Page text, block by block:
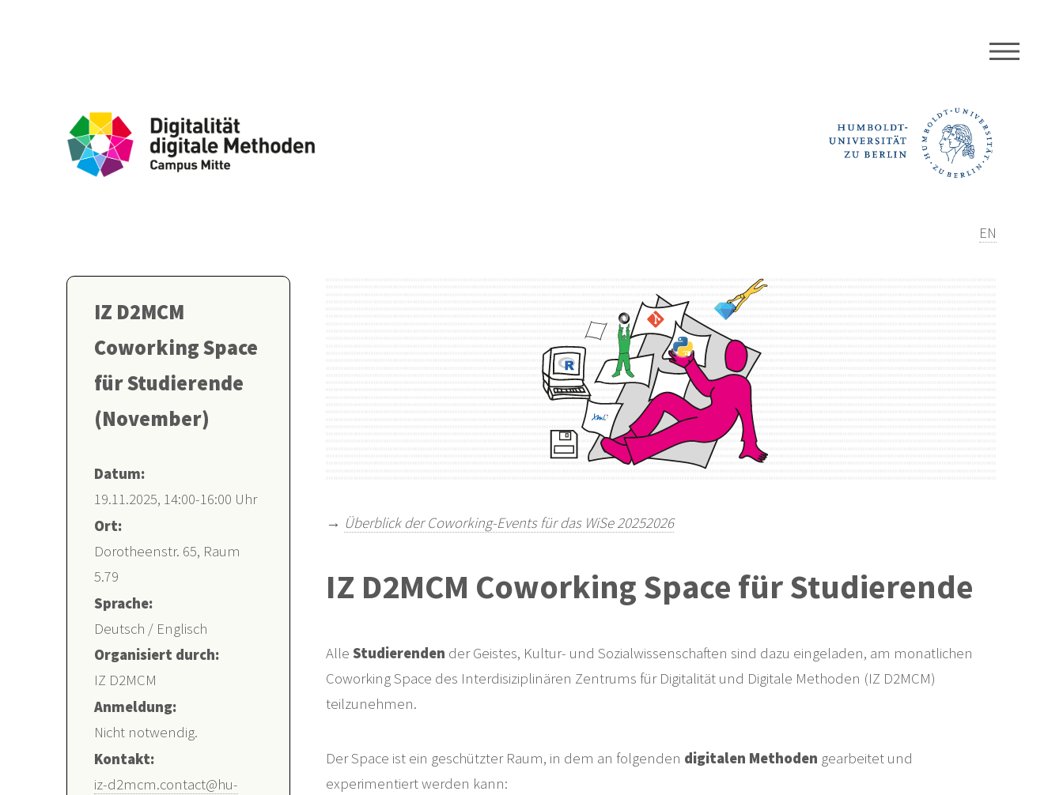
EN
IZ D2MCM
Coworking Space
für Studierende
(November)
Datum:
19.11.2025, 14:00-16:00 Uhr
Ort:
Dorotheenstr. 65, Raum
5.79
Sprache:
Deutsch / Englisch
Organisiert durch:
IZ D2MCM
Anmeldung:
Nicht notwendig.
Kontakt:
iz-d2mcm.contact@hu-
→ Überblick der Coworking-Events für das WiSe 20252026
IZ D2MCM Coworking Space für Studierende
Alle Studierenden der Geistes, Kultur- und Sozialwissenschaften sind dazu eingeladen, am monatlichen
Coworking Space des Interdisiziplinären Zentrums für Digitalität und Digitale Methoden (IZ D2MCM)
teilzunehmen.
Der Space ist ein geschützter Raum, in dem an folgenden digitalen Methoden gearbeitet und
experimentiert werden kann: